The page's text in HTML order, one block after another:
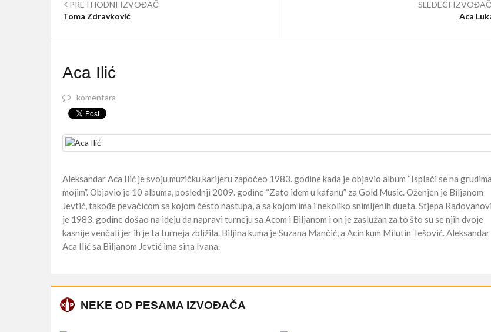
PRETHODNI IZVOĐAČ
Toma Zdravković
SLEDEĆI IZVOĐAČ
Aca
Aca Ilić
komentara
Aleksandar Aca Ilić je svoju muzičku karijeru započeo 1983. godine kada je objavio album “Isplači se na grudima
mojim”. Objavio je 10 albuma, poslednji 2009. godine “Zato idem u kafanu” za Gold Music. Oženjen je Biljanom
Jevtić, takođe pevačicom sa kojom često nastupa, a sa kojom ima i nekoliko snimljenih dueta. Stjepa
je 1983. godine došao na ideju da napravi turneju sa Acom i Biljanom i on je zaslužan za to što su se njih dvoje
kasnije venčali jer ih je ta turneja zbližila. Biljina kuma je Suzana Mančić, a Acin kum Milutin Tešović. Aleksandar
Aca Ilić sa Biljanom Jevtić ima sina Ivana.
NEKE OD PESAMA IZVOĐAČA